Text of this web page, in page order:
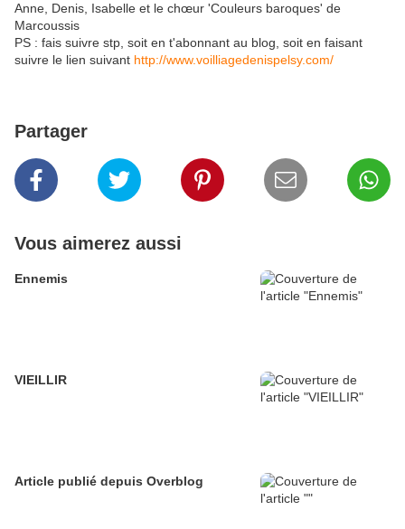
Anne, Denis, Isabelle et le chœur 'Couleurs baroques' de
Marcoussis
PS : fais suivre stp, soit en t'abonnant au blog, soit en faisant
suivre le lien suivant http://www.voilliagedenispelsy.com/
Partager
Vous aimerez aussi
Ennemis
VIEILLIR
Article publié depuis Overblog